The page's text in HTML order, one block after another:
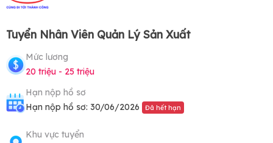
Tuyển Nhân Viên Quản Lý Sản Xuất
Mức lương
20 triệu - 25 triệu
Hạn nộp hồ sơ
Hạn nộp hồ sơ: 30/06/2026
Đã hết hạn
Khu vực tuyển